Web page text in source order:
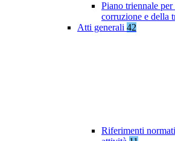
Piano triennale
corruzione e della
Atti generali 42
Riferimenti